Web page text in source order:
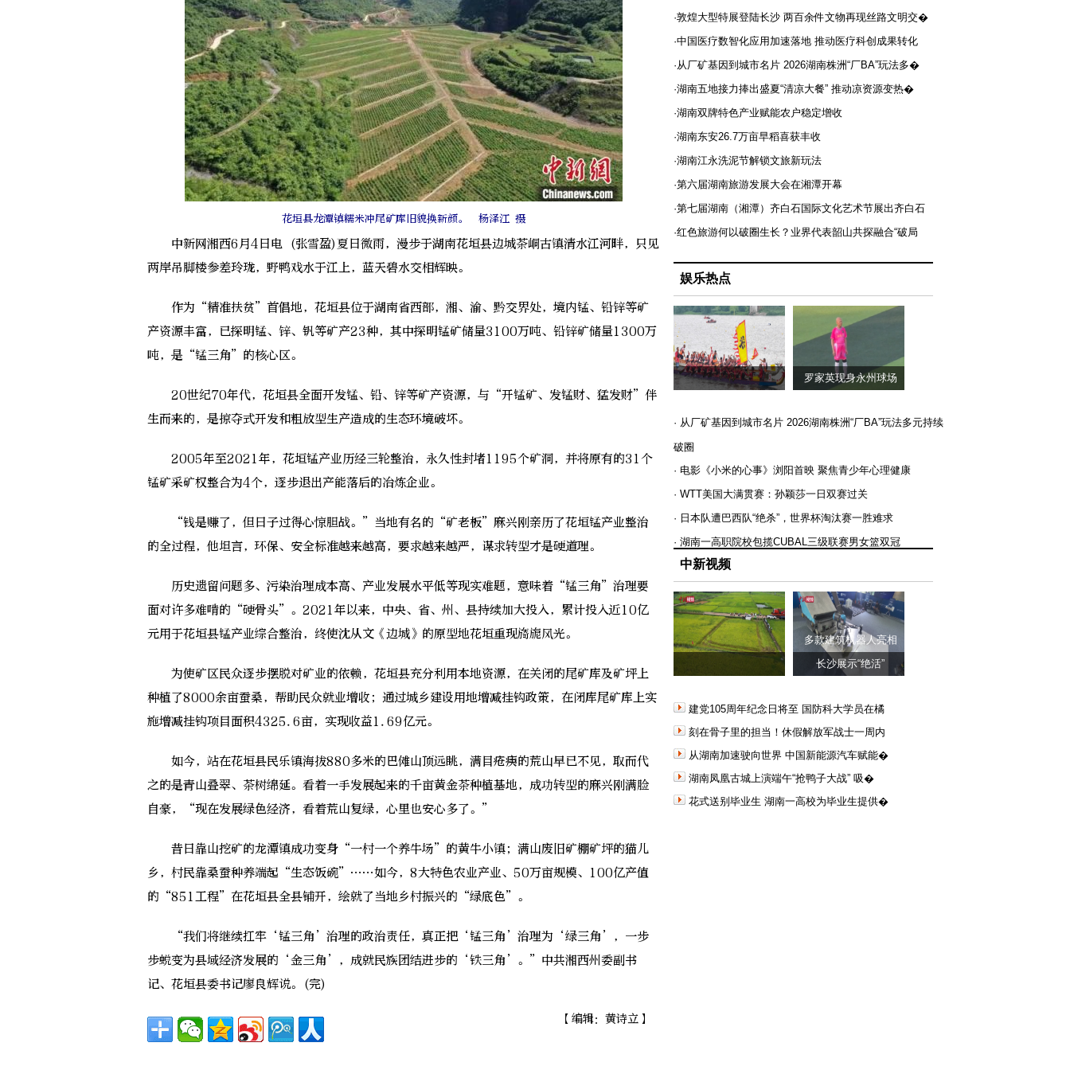
花垣县龙潭镇糯米冲尾矿库旧貌换新颜。 杨泽江 摄
中新网湘西6月4日电 (张雪盈)夏日微雨，漫步于湖南花垣县边城茶峒古镇清水江河畔，只见
两岸吊脚楼参差玲珑，野鸭戏水于江上，蓝天碧水交相辉映。
作为“精准扶贫”首倡地，花垣县位于湖南省西部，湘、渝、黔交界处，境内锰、铅锌等矿
产资源丰富，已探明锰、锌、钒等矿产23种，其中探明锰矿储量3100万吨、铅锌矿储量1300万
吨，是“锰三角”的核心区。
20世纪70年代，花垣县全面开发锰、铅、锌等矿产资源，与“开锰矿、发锰财、猛发财”伴
生而来的，是掠夺式开发和粗放型生产造成的生态环境破坏。
2005年至2021年，花垣锰产业历经三轮整治，永久性封堵1195个矿洞，并将原有的31个
锰矿采矿权整合为4个，逐步退出产能落后的冶炼企业。
“钱是赚了，但日子过得心惊胆战。”当地有名的“矿老板”麻兴刚亲历了花垣锰产业整治
的全过程，他坦言，环保、安全标准越来越高，要求越来越严，谋求转型才是硬道理。
历史遗留问题多、污染治理成本高、产业发展水平低等现实难题，意味着“锰三角”治理要
面对许多难啃的“硬骨头”。2021年以来，中央、省、州、县持续加大投入，累计投入近10亿
元用于花垣县锰产业综合整治，终使沈从文《边城》的原型地花垣重现旖旎风光。
为使矿区民众逐步摆脱对矿业的依赖，花垣县充分利用本地资源，在关闭的尾矿库及矿坪上
种植了8000余亩蚕桑，帮助民众就业增收；通过城乡建设用地增减挂钩政策，在闭库尾矿库上实
施增减挂钩项目面积4325.6亩，实现收益1.69亿元。
如今，站在花垣县民乐镇海拔880多米的巴傩山顶远眺，满目疮痍的荒山早已不见，取而代
之的是青山叠翠、茶树绵延。看着一手发展起来的千亩黄金茶种植基地，成功转型的麻兴刚满脸
自豪，“现在发展绿色经济，看着荒山复绿，心里也安心多了。”
昔日靠山挖矿的龙潭镇成功变身“一村一个养牛场”的黄牛小镇；满山废旧矿棚矿坪的猫儿
乡，村民靠桑蚕种养端起“生态饭碗”……如今，8大特色农业产业、50万亩规模、100亿产值
的“851工程”在花垣县全县铺开，绘就了当地乡村振兴的“绿底色”。
“我们将继续扛牢‘锰三角’治理的政治责任，真正把‘锰三角’治理为‘绿三角’，一步
步蜕变为县域经济发展的‘金三角’，成就民族团结进步的‘铁三角’。”中共湘西州委副书
记、花垣县委书记廖良辉说。(完)
【编辑：黄诗立】
·敦煌大型特展登陆长沙 两百余件文物再现丝路文明交�
·中国医疗数智化应用加速落地 推动医疗科创成果转化
·从厂矿基因到城市名片 2026湖南株洲“厂BA”玩法多�
·湖南五地接力捧出盛夏“清凉大餐” 推动凉资源变热�
·湖南双牌特色产业赋能农户稳定增收
·湖南东安26.7万亩早稻喜获丰收
·湖南江永洗泥节解锁文旅新玩法
·第六届湖南旅游发展大会在湘潭开幕
·第七届湖南（湘潭）齐白石国际文化艺术节展出齐白石
·红色旅游何以破圈生长？业界代表韶山共探融合“破局
娱乐热点
罗家英现身永州球场
· 从厂矿基因到城市名片 2026湖南株洲“厂BA”玩法多元持续
破圈
· 电影《小米的心事》浏阳首映 聚焦青少年心理健康
· WTT美国大满贯赛：孙颖莎一日双赛过关
· 日本队遭巴西队“绝杀”，世界杯淘汰赛一胜难求
· 湖南一高职院校包揽CUBAL三级联赛男女篮双冠
中新视频
多款建筑机器人亮相
长沙展示“绝活”
建党105周年纪念日将至 国防科大学员在橘
刻在骨子里的担当！休假解放军战士一周内
从湖南加速驶向世界 中国新能源汽车赋能�
湖南凤凰古城上演端午“抢鸭子大战” 吸�
花式送别毕业生 湖南一高校为毕业生提供�